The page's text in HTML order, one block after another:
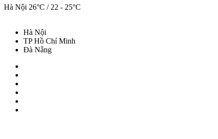
Hà Nội 26°C / 22 - 25°C
Hà Nội
TP Hồ Chí Minh
Đà Nẵng